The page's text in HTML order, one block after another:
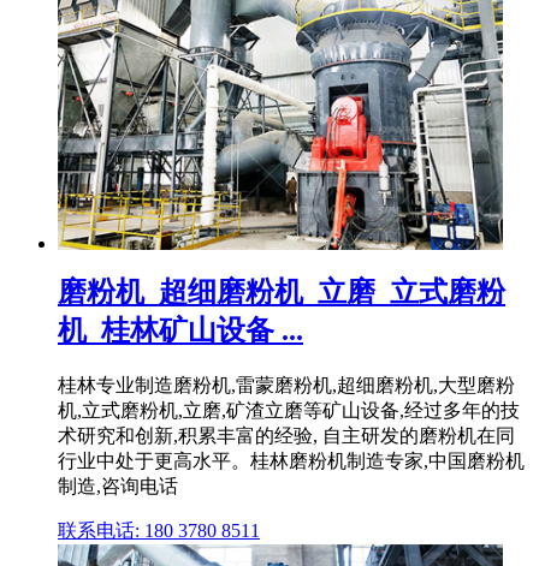
磨粉机_超细磨粉机_立磨_立式磨粉
机_桂林矿山设备 ...
桂林专业制造磨粉机,雷蒙磨粉机,超细磨粉机,大型磨粉
机,立式磨粉机,立磨,矿渣立磨等矿山设备,经过多年的技
术研究和创新,积累丰富的经验, 自主研发的磨粉机在同
行业中处于更高水平。桂林磨粉机制造专家,中国磨粉机
制造,咨询电话
联系电话: 180 3780 8511